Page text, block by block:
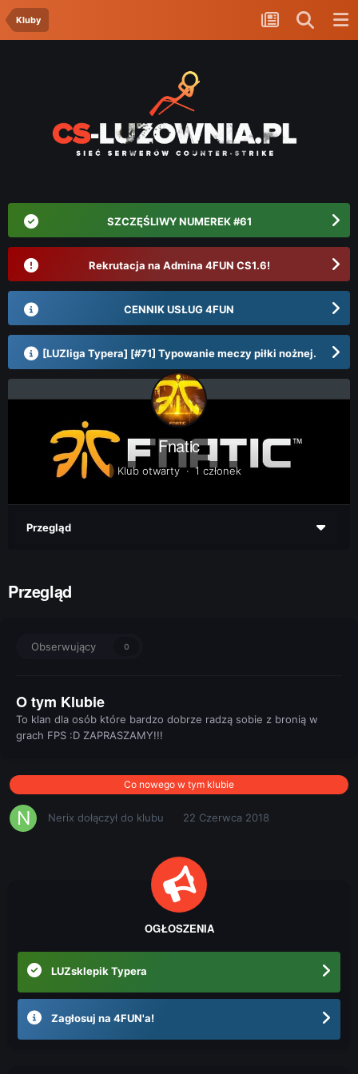
Kluby
SZCZĘŚLIWY NUMEREK #61
Rekrutacja na Admina 4FUN CS1.6!
CENNIK USŁUG 4FUN
[LUZliga Typera] [#71] Typowanie meczy piłki nożnej.
Fnatic
Klub otwarty · 1 członek
Przegląd
Przegląd
Obserwujący 0
O tym Klubie
To klan dla osób które bardzo dobrze radzą sobie z bronią w
grach FPS :D ZAPRASZAMY!!!
Co nowego w tym klubie
Nerix dołączył do klubu 22 Czerwca 2018
OGŁOSZENIA
LUZsklepik Typera
Zagłosuj na 4FUN'a!